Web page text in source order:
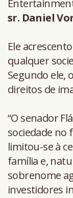
sr. Daniel
Ele
qualquer
Segundo ele,
direitos de
“O senador
sociedade no
limitou-se à
família e,
sobrenome
investidores